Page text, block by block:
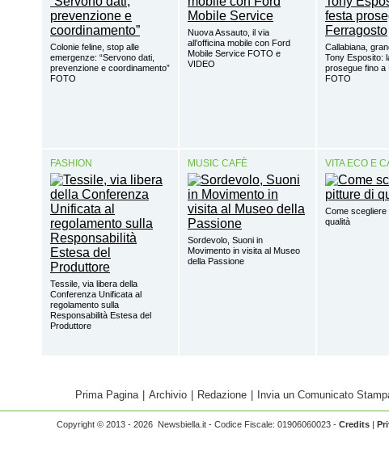
Colonie feline, stop alle
emergenze: “Servono dati,
prevenzione e coordinamento”
FOTO
Nuova Assauto, il via
all’officina mobile con Ford
Mobile Service FOTO e
VIDEO
Callabiana,
Tony Esposito:
prosegue fino a
FOTO
FASHION
Tessile, via libera della
Conferenza Unificata al
regolamento sulla
Responsabilità Estesa del
Produttore
MUSIC CAFÈ
Sordevolo, Suoni in
Movimento in visita al Museo
della Passione
VITA ECO E
Come scegliere
qualità
Prima Pagina | Archivio | Redazione | Invia un Comunicato
Copyright © 2013 - 2026 Newsbiella.it - Codice Fiscale: 01906060023 - Credits |